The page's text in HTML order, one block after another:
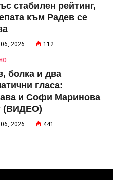
стабилен рейтинг,
към Радев се
2026 112
болка и два
гласа:
и Софи Маринова
(ВИДЕО)
2026 441